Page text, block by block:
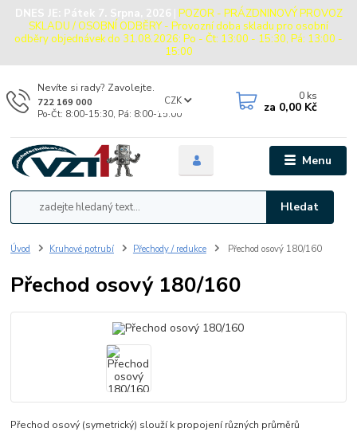
DNES JE: Pátek 7. Srpna, 2026 | POZOR - PRÁZDNINOVÝ PROVOZ
SKLADU / OSOBNÍ ODBĚRY - Provozní doba skladu pro osobní
odběry objednávek do 31.08.2026: Po - Čt: 13:00 - 15:30, Pá: 13:00 -
15:00
Menu
CZK
Hledat
Nevíte si rady? Zavolejte.
722 169 000
Po-Čt: 8:00-15:30, Pá: 8:00-15:00
0 ks
za 0,00 Kč
Úvod Kruhové potrubí Přechody / redukce Přechod osový 180/160
Přechod osový 180/160
Přechod osový (symetrický) slouží k propojení různých průměrů